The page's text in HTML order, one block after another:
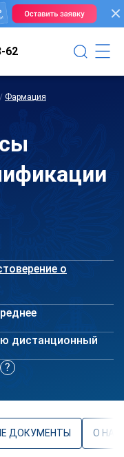
62
/ Фармация
о
дистанционный
ДОКУМЕНТЫ О